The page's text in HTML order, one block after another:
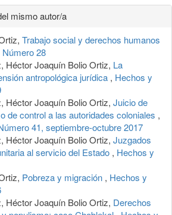
mismo autor/a
Trabajo social y derechos humanos
28
Héctor Joaquín Bolio Ortiz, La
antropológica jurídica , Hechos y
Héctor Joaquín Bolio Ortiz, Juicio de
de control a las autoridades coloniales ,
41, septiembre-octubre 2017
Héctor Joaquín Bolio Ortiz, Juzgados
al servicio del Estado , Hechos y
Pobreza y migración , Hechos y
Héctor Joaquín Bolio Ortiz, Derechos